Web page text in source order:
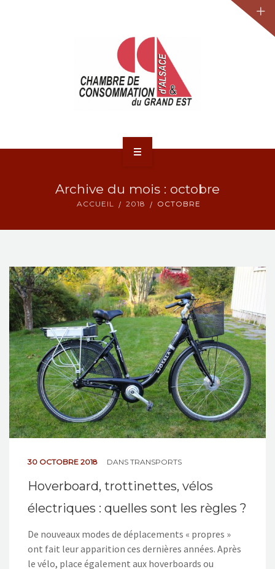
ACTUALITÉS
NOS ACTIONS
CONTACT
Archive du mois : octobre
ACCUEIL 2018 OCTOBRE
30 OCTOBRE 2018 DANS TRANSPORTS
Hoverboard, trottinettes, vélos
électriques : quelles sont les règles ?
De nouveaux modes de déplacements « propres »
ont fait leur apparition ces dernières années. Après
le vélo, place également aux hoverboards ou